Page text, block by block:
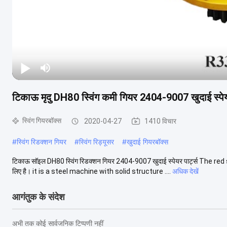
टिकाऊ मृदु DH80 स्विंग कमी गियर 2404-9007 खुदाई
स्विंग गियरबॉक्स 2020-04-27 1410 विचार
#स्विंग रिडक्शन गियर #स्विंग रिड्यूसर #खुदाई गियरबॉक्स
टिकाऊ सॉइल DH80 स्विंग रिडक्शन गियर 2404-9007 खुदाई स्पेयर पार्ट्स The
लिए है। it is a steel machine with solid structure ....
अधिक देखें
आगंतुक के संदेश
अभी तक कोई सार्वजनिक टिप्पणी नहीं